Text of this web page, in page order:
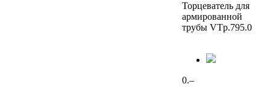
Торцеватель для
армированной
трубы VTp.795.0
0.–